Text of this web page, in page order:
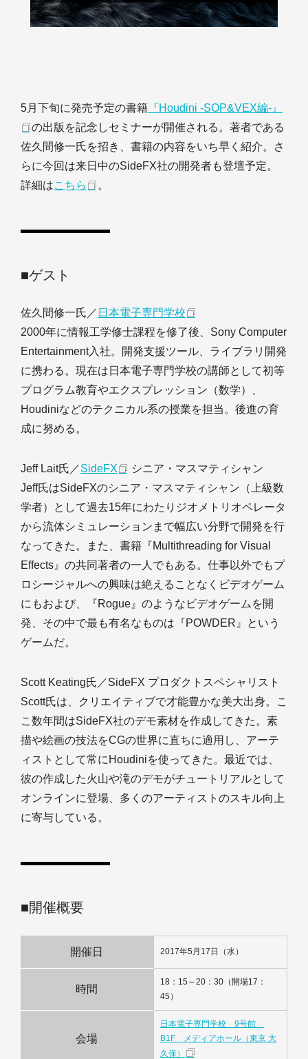
5月下旬に発売予定の書籍 『Houdini -SOP&VEX編-』
の出版を記念しセミナーが開催される。著者である
佐久間修一氏を招き、書籍の内容をいち早く紹介。さ
らに今回は来日中のSideFX社の開発者も登壇予定。
詳細はこちら 。
■ゲスト
佐久間修一氏／ 日本電子専門学校
2000年に情報工学修士課程を修了後、Sony Computer
Entertainment入社。開発支援ツール、ライブラリ開発
に携わる。現在は日本電子専門学校の講師として初等
プログラム教育やエクスプレッション（数学）、
Houdiniなどのテクニカル系の授業を担当。後進の育
成に努める。
Jeff Lait氏／SideFX
シニア・マスマティシャン
Jeff氏はSideFXのシニア・マスマティシャン（上級数
学者）として過去15年にわたりジオメトリオペレータ
から流体シミュレーションまで幅広い分野で開発を行
なってきた。また、書籍『Multithreading for Visual
Effects』の共同著者の一人でもある。仕事以外でもプ
ロシージャルへの興味は絶えることなくビデオゲーム
にもおよび、『Rogue』のようなビデオゲームを開
発、その中で最も有名なものは『POWDER』という
ゲームだ。
Scott Keating氏／SideFX プロダクトスペシャリスト
Scott氏は、クリエイティブで才能豊かな美大出身。こ
こ数年間はSideFX社のデモ素材を作成してきた。素
描や絵画の技法をCGの世界に直ちに適用し、アーテ
ィストとして常にHoudiniを使ってきた。最近では、
彼の作成した火山や滝のデモがチュートリアルとして
オンラインに登場、多くのアーティストのスキル向上
に寄与している。
■開催概要
開催日 2017年5月17日（水）
時間
18：15～20：30（開場17：
45）
会場
日本電子専門学校 9号館
B1F メディアホール（東京 大
久保）